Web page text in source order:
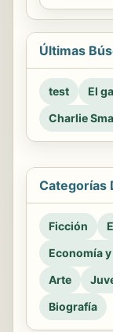
Últimas
test El
Charlie
Categorías
Ficción
Economía
Arte
Biografía